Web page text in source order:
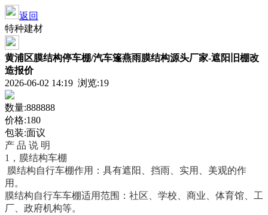
返回
特种建材
黄浦区膜结构停车棚/汽车篷燕雨膜结构源头厂家-遮阳旧棚改
造报价
2026-06-02 14:19 浏览:19
数量:888888
价格:180
包装:面议
产 品 说 明
1，膜结构车棚
膜结构自行车棚作用：具有遮阳、挡雨、实用、美观的作
用。
膜结构自行车车棚适用范围：社区、学校、商业、体育馆、工
厂、政府机构等。